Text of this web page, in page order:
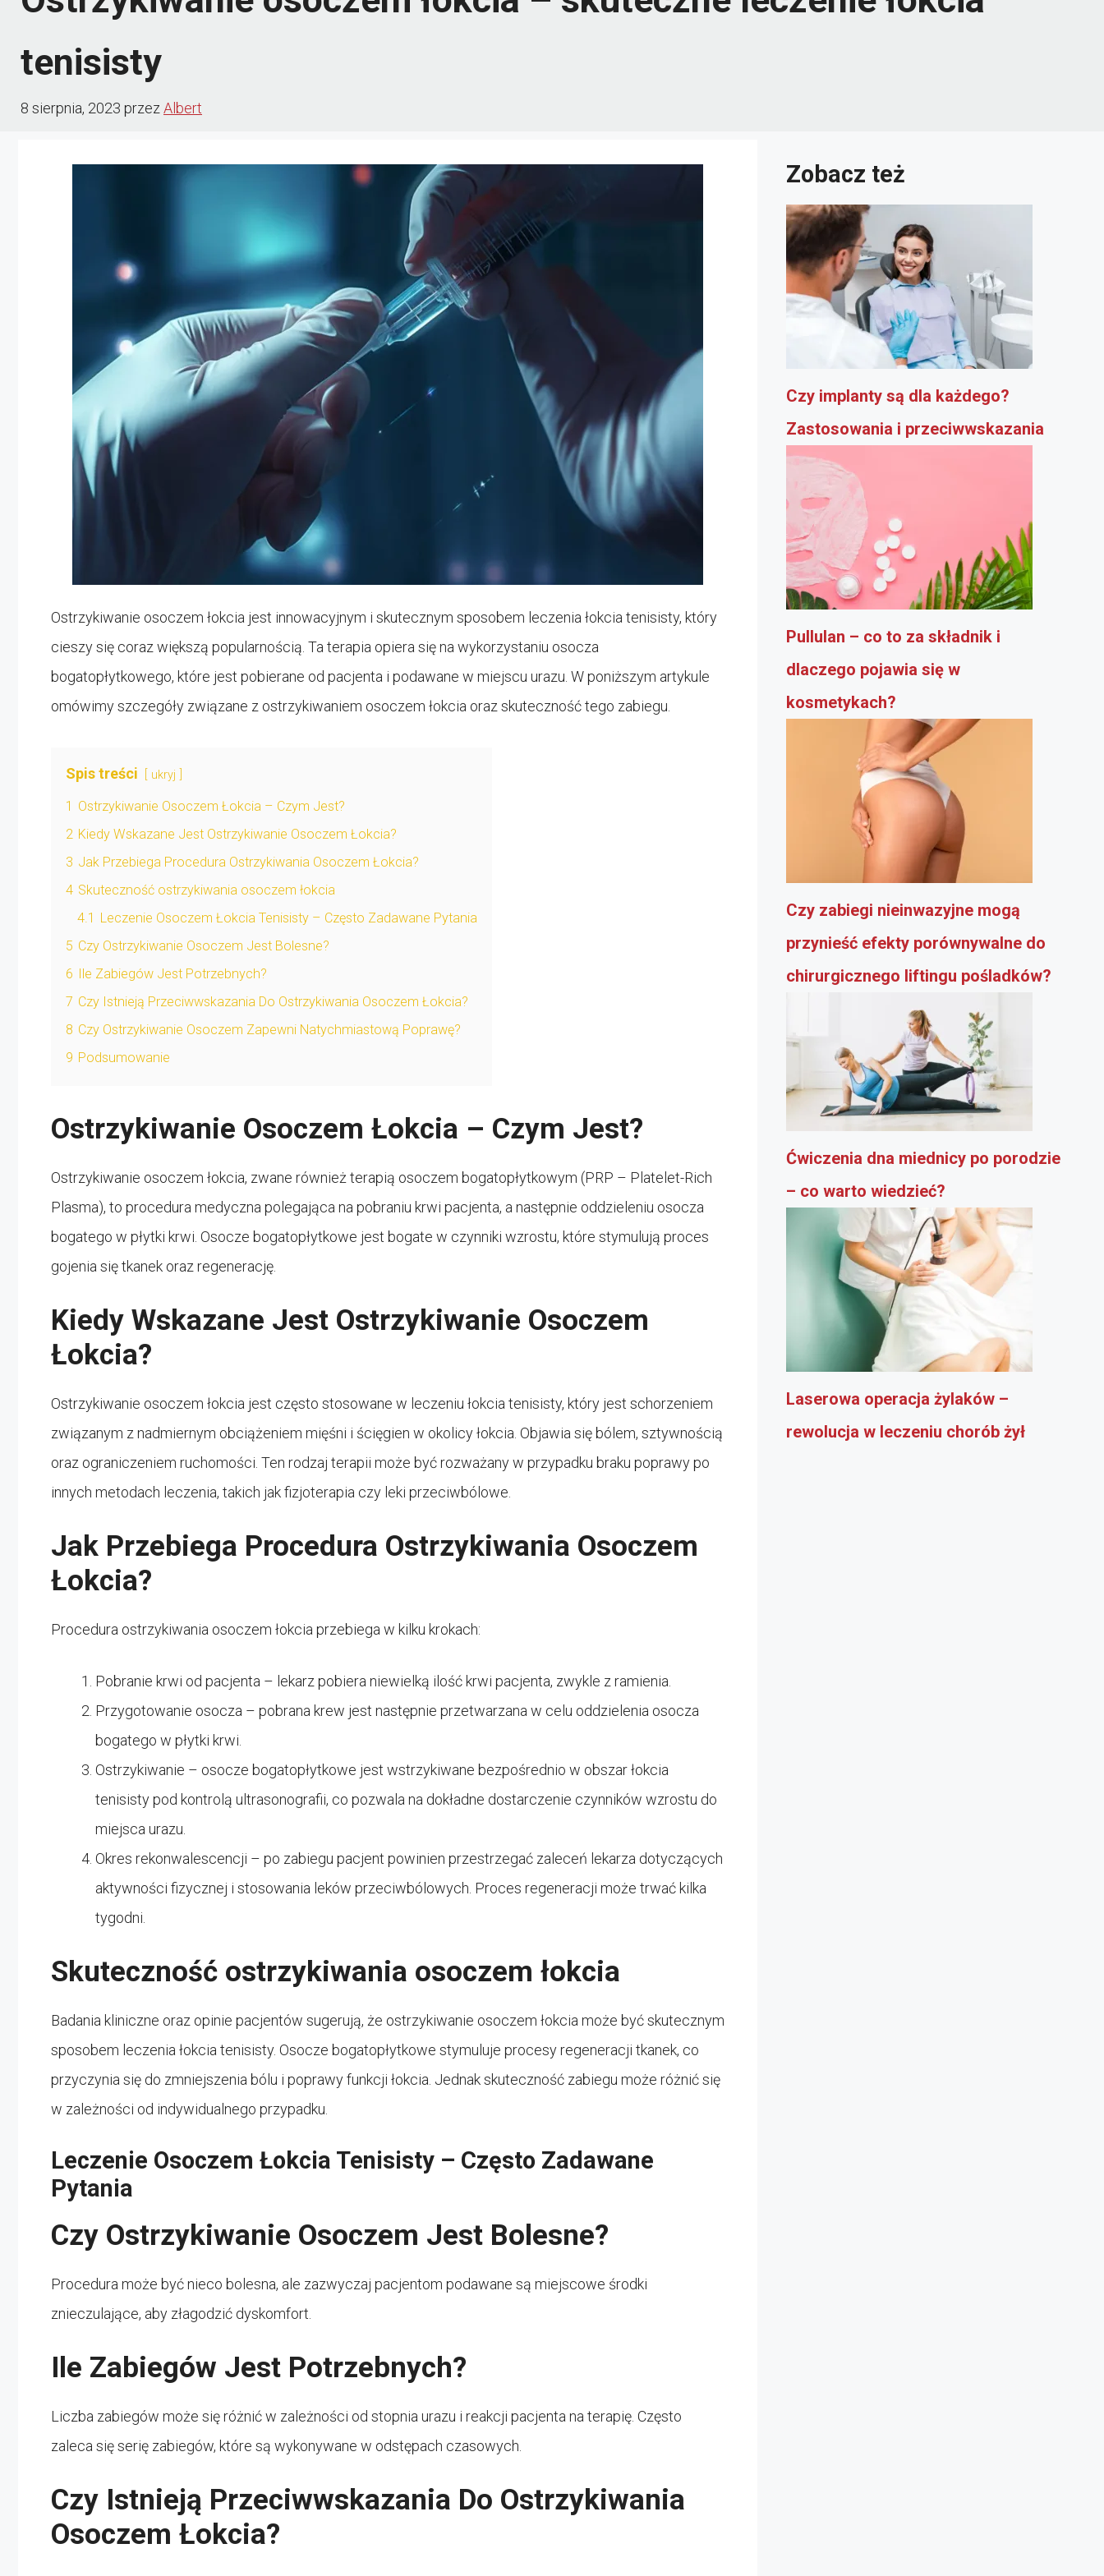
tenisisty
8 sierpnia, 2023 przez Albert
Ostrzykiwanie osoczem łokcia jest innowacyjnym i skutecznym sposobem leczenia łokcia tenisisty, który
cieszy się coraz większą popularnością. Ta terapia opiera się na wykorzystaniu osocza
bogatopłytkowego, które jest pobierane od pacjenta i podawane w miejscu urazu. W poniższym artykule
omówimy szczegóły związane z ostrzykiwaniem osoczem łokcia oraz skuteczność tego zabiegu.
Spis treści ukryj
1 Ostrzykiwanie Osoczem Łokcia – Czym Jest?
2 Kiedy Wskazane Jest Ostrzykiwanie Osoczem Łokcia?
3 Jak Przebiega Procedura Ostrzykiwania Osoczem Łokcia?
4 Skuteczność ostrzykiwania osoczem łokcia
4.1 Leczenie Osoczem Łokcia Tenisisty – Często Zadawane Pytania
5 Czy Ostrzykiwanie Osoczem Jest Bolesne?
6 Ile Zabiegów Jest Potrzebnych?
7 Czy Istnieją Przeciwwskazania Do Ostrzykiwania Osoczem Łokcia?
8 Czy Ostrzykiwanie Osoczem Zapewni Natychmiastową Poprawę?
9 Podsumowanie
Ostrzykiwanie Osoczem Łokcia – Czym Jest?
Ostrzykiwanie osoczem łokcia, zwane również terapią osoczem bogatopłytkowym (PRP – Platelet-Rich
Plasma), to procedura medyczna polegająca na pobraniu krwi pacjenta, a następnie oddzieleniu osocza
bogatego w płytki krwi. Osocze bogatopłytkowe jest bogate w czynniki wzrostu, które stymulują proces
gojenia się tkanek oraz regenerację.
Kiedy Wskazane Jest Ostrzykiwanie Osoczem
Łokcia?
Ostrzykiwanie osoczem łokcia jest często stosowane w leczeniu łokcia tenisisty, który jest schorzeniem
związanym z nadmiernym obciążeniem mięśni i ścięgien w okolicy łokcia. Objawia się bólem, sztywnością
oraz ograniczeniem ruchomości. Ten rodzaj terapii może być rozważany w przypadku braku poprawy po
innych metodach leczenia, takich jak fizjoterapia czy leki przeciwbólowe.
Jak Przebiega Procedura Ostrzykiwania Osoczem
Łokcia?
Procedura ostrzykiwania osoczem łokcia przebiega w kilku krokach:
Pobranie krwi od pacjenta – lekarz pobiera niewielką ilość krwi pacjenta, zwykle z ramienia.
Przygotowanie osocza – pobrana krew jest następnie przetwarzana w celu oddzielenia osocza
bogatego w płytki krwi.
Ostrzykiwanie – osocze bogatopłytkowe jest wstrzykiwane bezpośrednio w obszar łokcia
tenisisty pod kontrolą ultrasonografii, co pozwala na dokładne dostarczenie czynników wzrostu do
miejsca urazu.
Okres rekonwalescencji – po zabiegu pacjent powinien przestrzegać zaleceń lekarza dotyczących
aktywności fizycznej i stosowania leków przeciwbólowych. Proces regeneracji może trwać kilka
tygodni.
Skuteczność ostrzykiwania osoczem łokcia
Badania kliniczne oraz opinie pacjentów sugerują, że ostrzykiwanie osoczem łokcia może być skutecznym
sposobem leczenia łokcia tenisisty. Osocze bogatopłytkowe stymuluje procesy regeneracji tkanek, co
przyczynia się do zmniejszenia bólu i poprawy funkcji łokcia. Jednak skuteczność zabiegu może różnić się
w zależności od indywidualnego przypadku.
Leczenie Osoczem Łokcia Tenisisty – Często Zadawane
Pytania
Czy Ostrzykiwanie Osoczem Jest Bolesne?
Procedura może być nieco bolesna, ale zazwyczaj pacjentom podawane są miejscowe środki
znieczulające, aby złagodzić dyskomfort.
Ile Zabiegów Jest Potrzebnych?
Liczba zabiegów może się różnić w zależności od stopnia urazu i reakcji pacjenta na terapię. Często
zaleca się serię zabiegów, które są wykonywane w odstępach czasowych.
Czy Istnieją Przeciwwskazania Do Ostrzykiwania
Osoczem Łokcia?
Zobacz też
Czy implanty są dla każdego?
Zastosowania i przeciwwskazania
Pullulan – co to za składnik i
dlaczego pojawia się w
kosmetykach?
Czy zabiegi nieinwazyjne mogą
przynieść efekty porównywalne do
chirurgicznego liftingu pośladków?
Ćwiczenia dna miednicy po porodzie
– co warto wiedzieć?
Laserowa operacja żylaków –
rewolucja w leczeniu chorób żył